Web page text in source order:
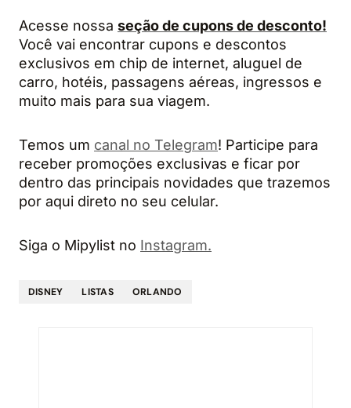
Acesse nossa seção de cupons de desconto!
Você vai encontrar cupons e descontos
exclusivos em chip de internet, aluguel de
carro, hotéis, passagens aéreas, ingressos e
muito mais para sua viagem.
Temos um canal no Telegram! Participe para
receber promoções exclusivas e ficar por
dentro das principais novidades que trazemos
por aqui direto no seu celular.
Siga o Mipylist no Instagram.
DISNEY LISTAS ORLANDO